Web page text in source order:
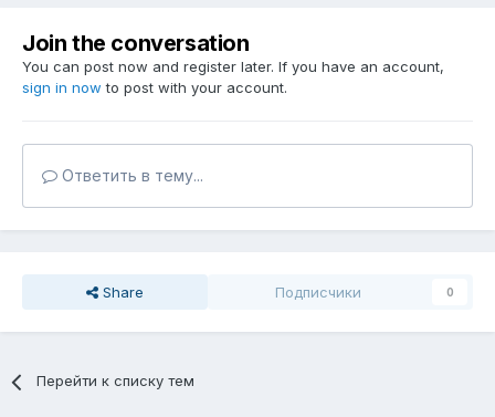
Join the conversation
You can post now and register later. If you have an account,
sign in now to post with your account.
Ответить в тему...
Share Подписчики 0
Перейти к списку тем